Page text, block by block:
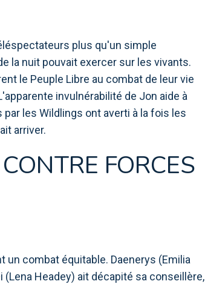
plus qu'un simple
la nuit pouvait exercer sur les vivants.
le Peuple Libre au combat de leur vie
invulnérabilité de Jon aide à
les Wildlings ont averti à la fois les
arriver.
FORCES
un combat équitable. Daenerys (Emilia
(Lena Headey) ait décapité sa conseillère,